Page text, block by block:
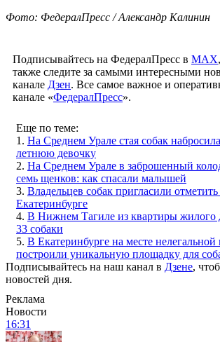
Фото: ФедералПресс / Александр Калинин
Подписывайтесь на ФедералПресс в МАХ,
также следите за самыми интересными
канале Дзен. Все самое важное и
канале «ФедералПресс».
Еще по теме:
1. На Среднем Урале стая собак
летнюю девочку
2. На Среднем Урале в заброшенный
семь щенков: как спасали малышей
3. Владельцев собак пригласили
Екатеринбурге
4. В Нижнем Тагиле из квартиры жилого
33 собаки
5. В Екатеринбурге на месте нелегальной
построили уникальную площадку для
Подписывайтесь на наш канал в Дзене,
новостей дня.
Реклама
Новости
16:31